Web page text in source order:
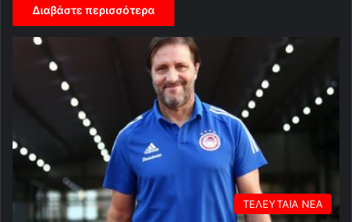
Διαβάστε περισσότερα
ΤΕΛΕΥΤΑΙΑ ΝΕΑ